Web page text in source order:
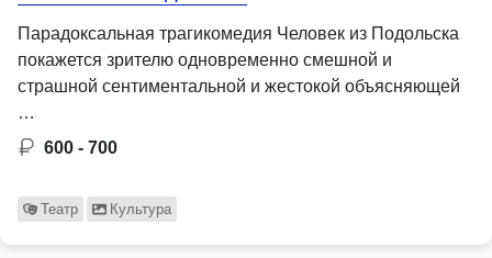
Парадоксальная трагикомедия Человек из Подольска
покажется зрителю одновременно смешной и
страшной сентиментальной и жестокой объясняющей
…
600 - 700
Театр Культура